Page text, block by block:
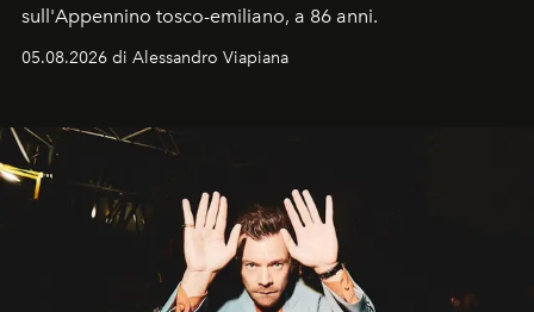
sull'Appennino tosco-emiliano, a 86 anni.
05.08.2026 di Alessandro Viapiana